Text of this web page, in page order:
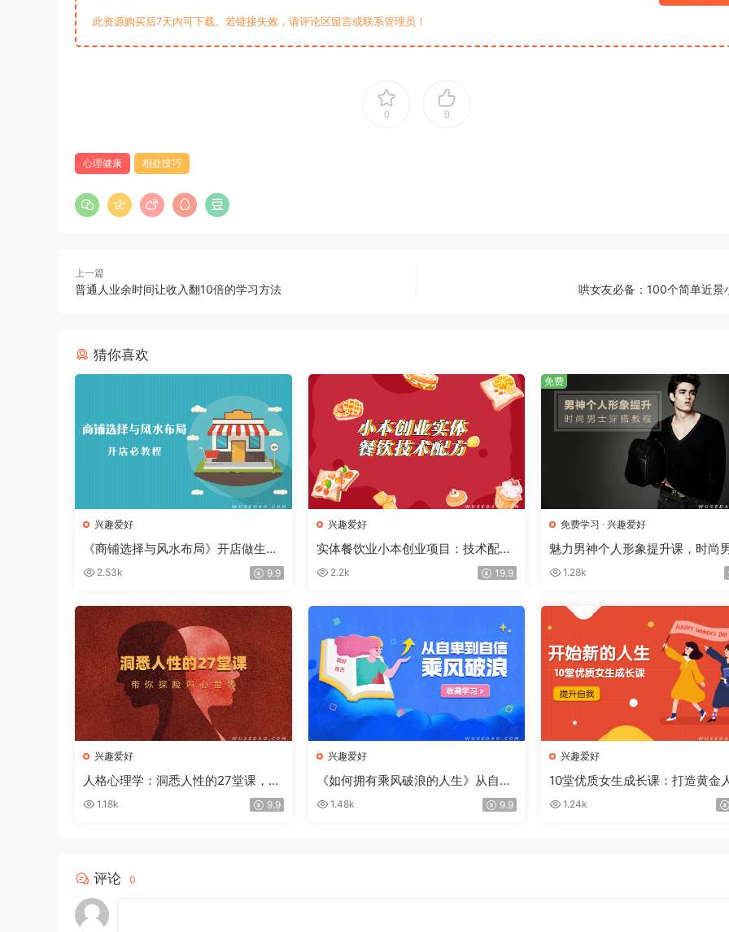
此资源购买后7天内可下载。若链接失效，请评论区留言或联系管理员！
0 0
心理健康 相处技巧
上一篇
普通人业余时间让收入翻10倍的学习方法 哄女友必备：100个简单近景
猜你喜欢
兴趣爱好
《商铺选择与风水布局》开店做生意
必学教程
2.53k 9.9
兴趣爱好
实体餐饮业小本创业项目：技术配方
教程合集
2.2k 19.9
免费学习 ·兴趣爱好
魅力男神个人形象提升课，时尚
穿搭教程
1.28k
免费
兴趣爱好
人格心理学：洞悉人性的27堂课，带
你探险内心世界
1.18k 9.9
兴趣爱好
《如何拥有乘风破浪的人生》从自卑
到自信，活出你自己
1.48k 9.9
兴趣爱好
10堂优质女生成长课：打造黄金
圈，绘制人生版图
1.24k
评论 0